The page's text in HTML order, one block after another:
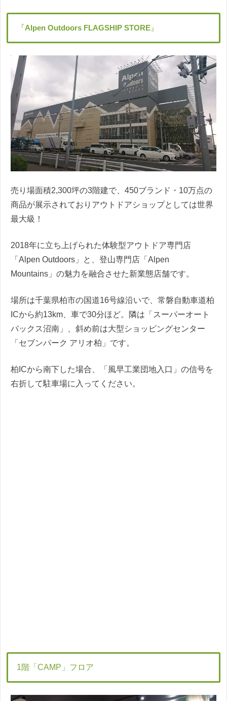
『Alpen Outdoors FLAGSHIP STORE 』
売り場面積2,300坪の3階建で、450ブランド・10万点の
商品が展示されておりアウトドアショップとしては世界
最大級！
2018年に立ち上げられた体験型アウトドア専門店
「Alpen Outdoors」と、登山専門店「Alpen
Mountains」の魅力を融合させた新業態店舗です。
場所は千葉県柏市の国道16号線沿いで、常磐自動車道柏
ICから約13km、車で30分ほど。隣は「スーパーオート
バックス沼南」、斜め前は大型ショッピングセンター
「セブンパーク アリオ柏」です。
柏ICから南下した場合、「風早工業団地入口」の信号を
右折して駐車場に入ってください。
1階「CAMP」フロア